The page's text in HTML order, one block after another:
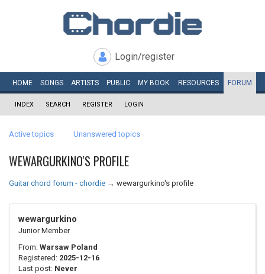
Login/register
HOME SONGS ARTISTS PUBLIC MY BOOK RESOURCES FORUM
INDEX SEARCH REGISTER LOGIN
Active topics Unanswered topics
WEWARGURKINO'S PROFILE
Guitar chord forum - chordie → wewargurkino's profile
wewargurkino
Junior Member
From: Warsaw Poland
Registered: 2025-12-16
Last post: Never